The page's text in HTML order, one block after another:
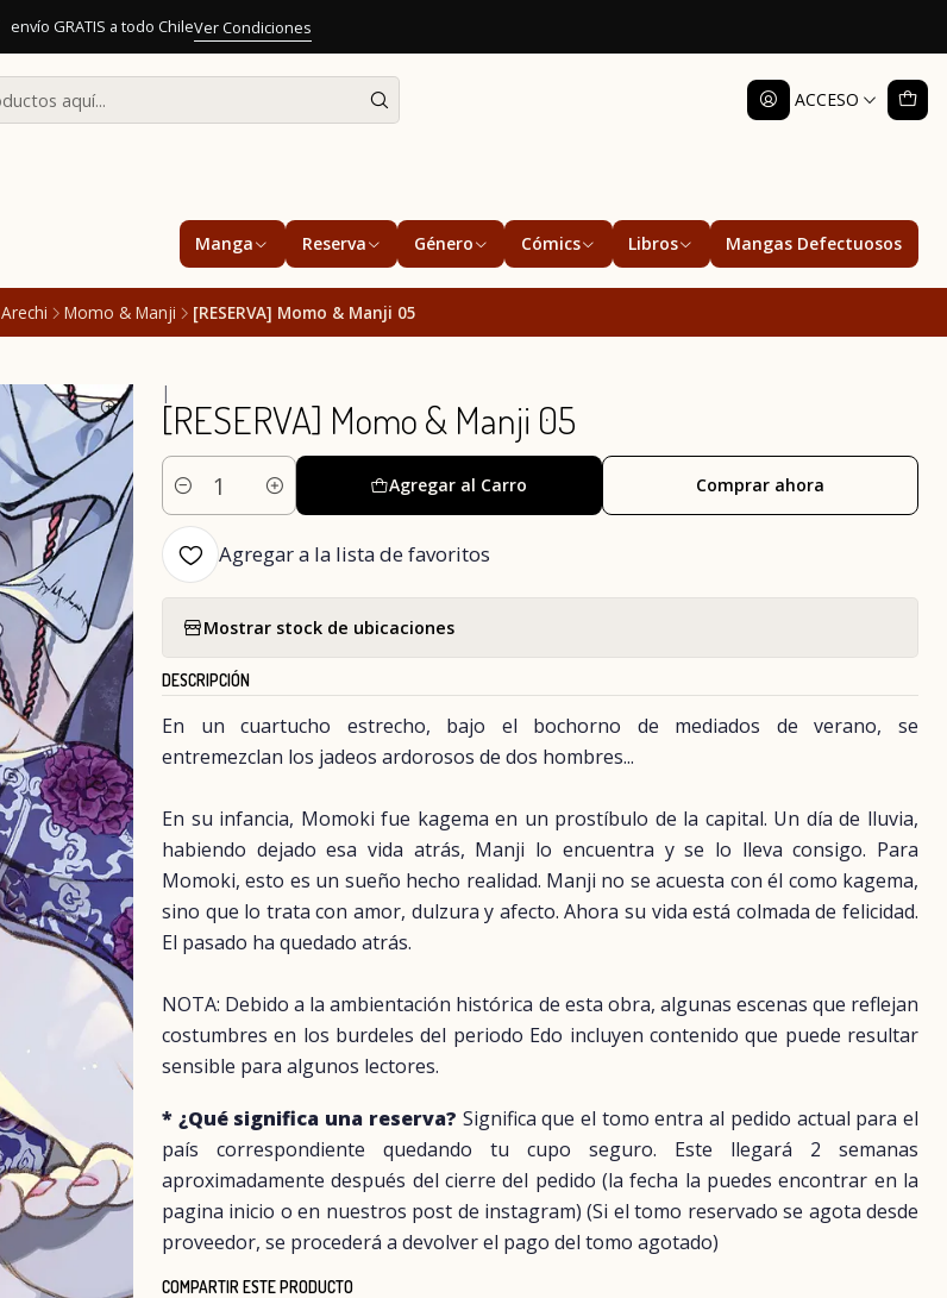
ACCESO
Manga Reserva Género Cómics Libros Mangas Defectuosos
envío GRATIS a todo ChileVer Condiciones
Arechi Momo & Manji [RESERVA] Momo & Manji 05
|
[RESERVA] Momo & Manji 05
Cantidad
Agregar al Carro Comprar ahora
Agregar a la lista de favoritos
Mostrar stock de ubicaciones
DESCRIPCIÓN
En un cuartucho estrecho, bajo el bochorno de mediados de verano, se
entremezclan los jadeos ardorosos de dos hombres...
En su infancia, Momoki fue kagema en un prostíbulo de la capital. Un día de lluvia,
habiendo dejado esa vida atrás, Manji lo encuentra y se lo lleva consigo. Para
Momoki, esto es un sueño hecho realidad. Manji no se acuesta con él como kagema,
sino que lo trata con amor, dulzura y afecto. Ahora su vida está colmada de felicidad.
El pasado ha quedado atrás.
NOTA: Debido a la ambientación histórica de esta obra, algunas escenas que reflejan
costumbres en los burdeles del periodo Edo incluyen contenido que puede resultar
sensible para algunos lectores.
* ¿Qué significa una reserva? Significa que el tomo entra al pedido actual para el
país correspondiente quedando tu cupo seguro. Este llegará 2 semanas
aproximadamente después del cierre del pedido (la fecha la puedes encontrar en la
pagina inicio o en nuestros post de instagram) (Si el tomo reservado se agota desde
proveedor, se procederá a devolver el pago del tomo agotado)
COMPARTIR ESTE PRODUCTO